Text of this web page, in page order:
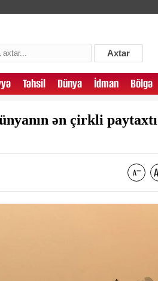
Axtar
Təhsil Dünya İdman Bölgə
ən çirkli paytaxtı